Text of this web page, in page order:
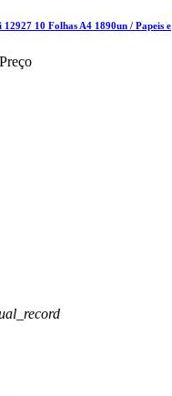
10 Folhas A4 1890un / Papeis e
Preço